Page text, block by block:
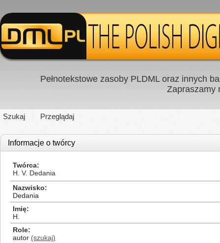
Pełnotekstowe zasoby PLDML oraz innych
Zapraszamy
Szukaj Przeglądaj
Informacje o twórcy
Twórca
H. V. Dedania
Nazwisko
Dedania
Imię
H.
Role
autor (szukaj)